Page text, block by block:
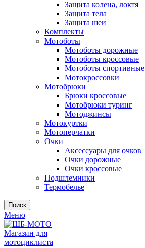
Защита колена, локтя
Защита тела
Защита шеи
Комплекты
Мотоботы
Мотоботы дорожные
Мотоботы кроссовые
Мотоботы спортивные
Мотокроссовки
Мотобрюки
Брюки кроссовые
Мотобрюки туринг
Мотоджинсы
Мотокуртки
Мотоперчатки
Очки
Аксессуары для очков
Очки дорожные
Очки кроссовые
Подшлемники
Термобелье
Поиск
Меню